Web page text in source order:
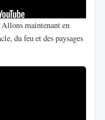
Allons maintenant en
du feu et des paysages